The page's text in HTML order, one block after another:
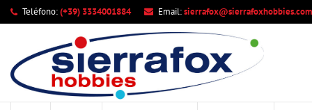
Teléfono:(+39) 3334001884 Email:sierrafox@sierrafoxhobbies.com